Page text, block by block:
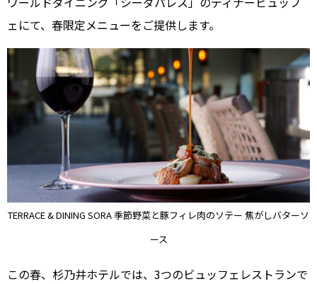
ェにて、春限定メニューをご提供します。
TERRACE & DINING SORA 季節野菜と豚フィレ肉のソテー 焦がしバターソ
ース
この春、杉乃井ホテルでは、3つのビュッフェレストランで